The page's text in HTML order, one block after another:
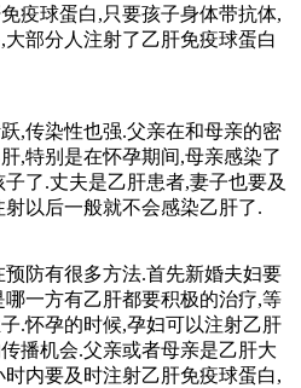
疫球蛋白,只要孩子身体带抗体,
部分人注射了乙肝免疫球蛋白
传染性也强.父亲在和母亲的密
,特别是在怀孕期间,母亲感染了
了.丈夫是乙肝患者,妻子也要及
以后一般就不会感染乙肝了.
防有很多方法.首先新婚夫妇要
一方有乙肝都要积极的治疗,等
.怀孕的时候,孕妇可以注射乙肝
播机会.父亲或者母亲是乙肝大
内要及时注射乙肝免疫球蛋白,